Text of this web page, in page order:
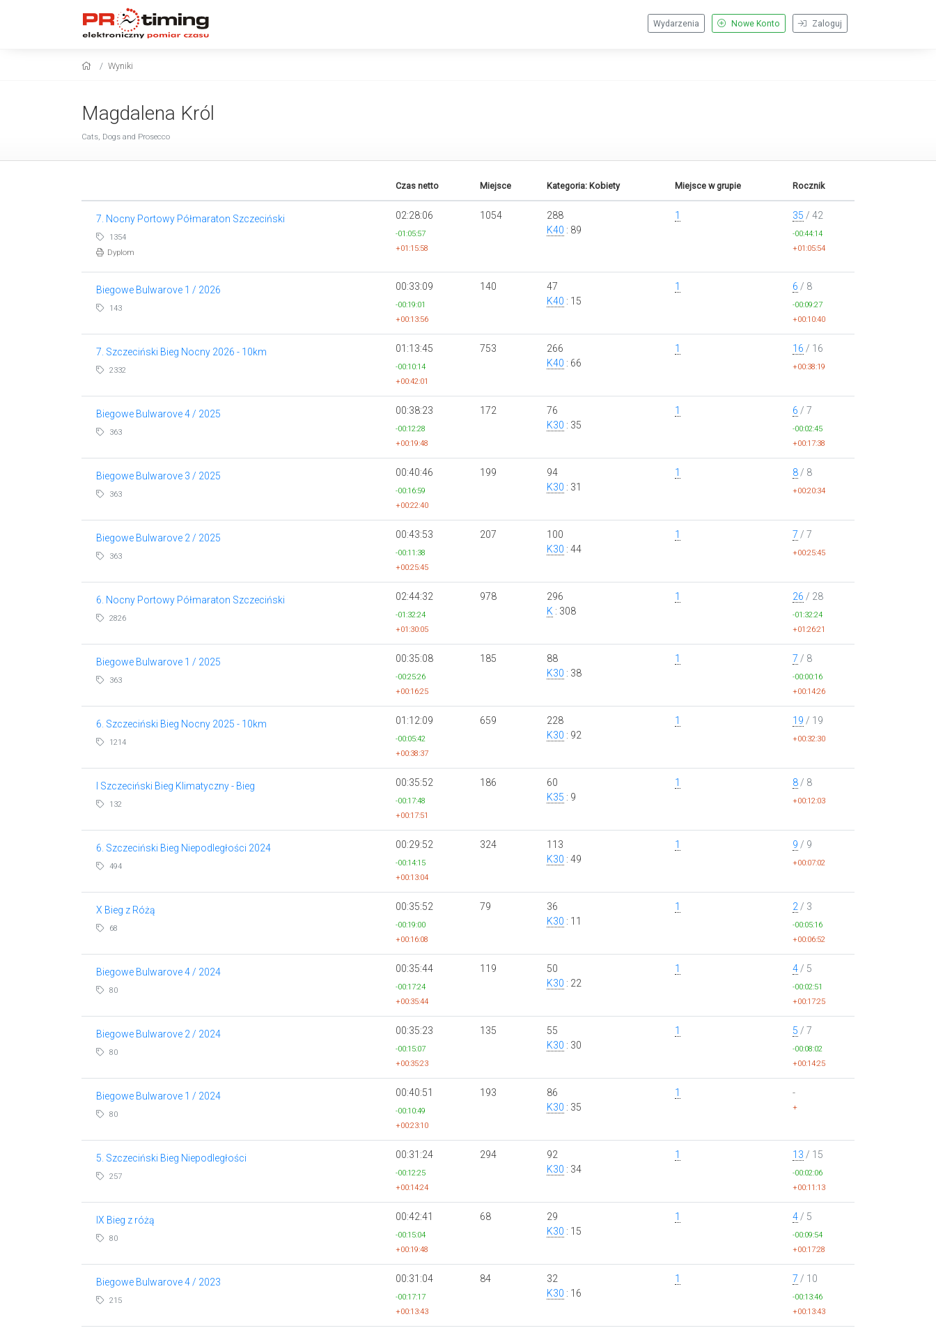
Zaloguj
Nowe Konto
Wydarzenia
Wyniki
Magdalena Król
Cats, Dogs and Prosecco
Czas netto Miejsce Kategoria: Kobiety Miejsce w grupie Rocznik
7. Nocny Portowy Półmaraton Szczeciński
1354
Dyplom
02:28:06
-01:05:57
+01:15:58
1054
288
K40 : 89
1 35 / 42
-00:44:14
+01:05:54
Biegowe Bulwarove 1 / 2026
143
00:33:09
-00:19:01
+00:13:56
140
47
K40 : 15
1 6 / 8
-00:09:27
+00:10:40
7. Szczeciński Bieg Nocny 2026 - 10km
2332
01:13:45
-00:10:14
+00:42:01
753
266
K40 : 66
1 16 / 16
+00:38:19
Biegowe Bulwarove 4 / 2025
363
00:38:23
-00:12:28
+00:19:48
172
76
K30 : 35
1 6 / 7
-00:02:45
+00:17:38
Biegowe Bulwarove 3 / 2025
363
00:40:46
-00:16:59
+00:22:40
199
94
K30 : 31
1 8 / 8
+00:20:34
Biegowe Bulwarove 2 / 2025
363
00:43:53
-00:11:38
+00:25:45
207
100
K30 : 44
1 7 / 7
+00:25:45
6. Nocny Portowy Półmaraton Szczeciński
2826
02:44:32
-01:32:24
+01:30:05
978
296
K : 308
1 26 / 28
-01:32:24
+01:26:21
Biegowe Bulwarove 1 / 2025
363
00:35:08
-00:25:26
+00:16:25
185
88
K30 : 38
1 7 / 8
-00:00:16
+00:14:26
6. Szczeciński Bieg Nocny 2025 - 10km
1214
01:12:09
-00:05:42
+00:38:37
659
228
K30 : 92
1 19 / 19
+00:32:30
I Szczeciński Bieg Klimatyczny - Bieg
132
00:35:52
-00:17:48
+00:17:51
186
60
K35 : 9
1 8 / 8
+00:12:03
6. Szczeciński Bieg Niepodległości 2024
494
00:29:52
-00:14:15
+00:13:04
324
113
K30 : 49
1 9 / 9
+00:07:02
X Bieg z Różą
68
00:35:52
-00:19:00
+00:16:08
79
36
K30 : 11
1 2 / 3
-00:05:16
+00:06:52
Biegowe Bulwarove 4 / 2024
80
00:35:44
-00:17:24
+00:35:44
119
50
K30 : 22
1 4 / 5
-00:02:51
+00:17:25
Biegowe Bulwarove 2 / 2024
80
00:35:23
-00:15:07
+00:35:23
135
55
K30 : 30
1 5 / 7
-00:08:02
+00:14:25
Biegowe Bulwarove 1 / 2024
80
00:40:51
-00:10:49
+00:23:10
193
86
K30 : 35
1 -
+
5. Szczeciński Bieg Niepodległości
257
00:31:24
-00:12:25
+00:14:24
294
92
K30 : 34
1 13 / 15
-00:02:06
+00:11:13
IX Bieg z różą
80
00:42:41
-00:15:04
+00:19:48
68
29
K30 : 15
1 4 / 5
-00:09:54
+00:17:28
Biegowe Bulwarove 4 / 2023
215
00:31:04
-00:17:17
+00:13:43
84
32
K30 : 16
1 7 / 10
-00:13:46
+00:13:43